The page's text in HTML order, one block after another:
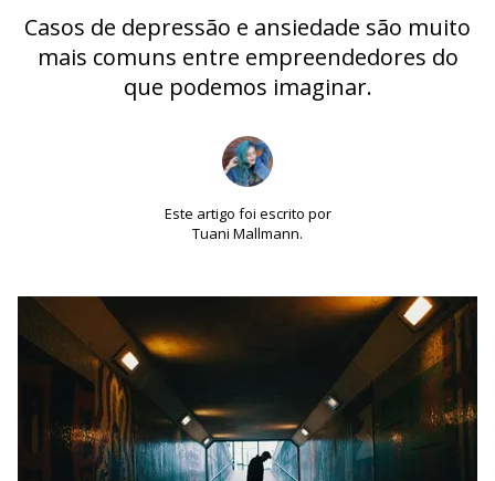
Casos de depressão e ansiedade são muito
mais comuns entre empreendedores do
que podemos imaginar.
Este artigo foi escrito por
Tuani Mallmann.